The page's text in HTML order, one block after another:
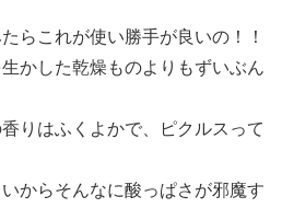
らこれが使い勝手が良いの！！
かした乾燥ものよりもずいぶん
りはふくよかで、ピクルスって
からそんなに酸っぱさが邪魔す